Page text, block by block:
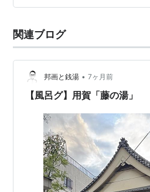
を入ってすぐ、靴を脱ぐ前のス
う流れは珍しい。自分の記憶だと
ここくらいだろうか。あずまや
関連ブログ
邦画と銭湯 • 7ヶ月前
【風呂グ】用賀「藤の湯」